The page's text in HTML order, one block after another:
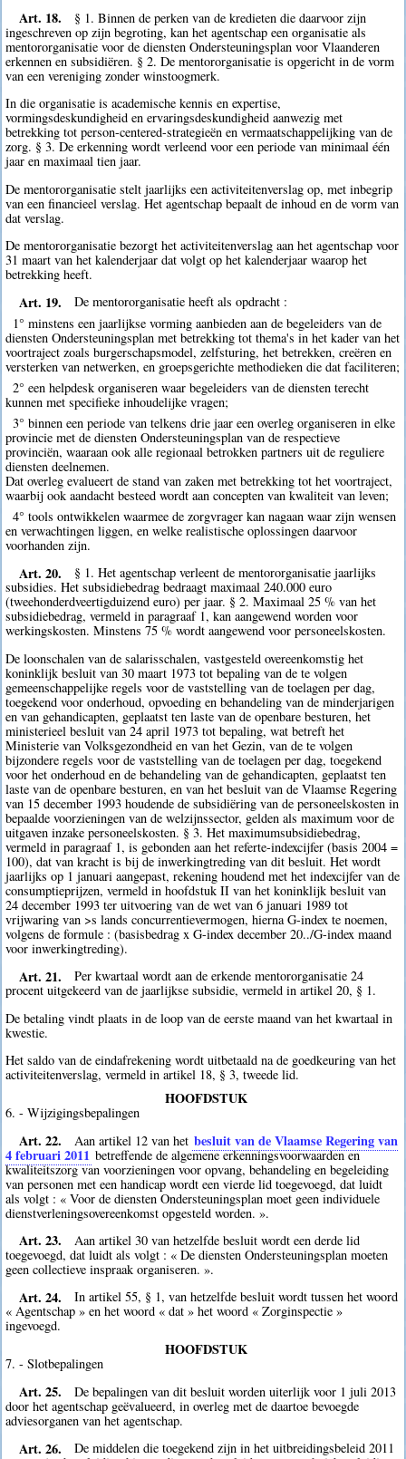
Art. 18.
§ 1. Binnen de perken van de kredieten die daarvoor zijn
ingeschreven op zijn begroting, kan het agentschap een organisatie als
mentororganisatie voor de diensten Ondersteuningsplan voor Vlaanderen
erkennen en subsidiëren. § 2. De mentororganisatie is opgericht in de vorm
van een vereniging zonder winstoogmerk.
In die organisatie is academische kennis en expertise,
vormingsdeskundigheid en ervaringsdeskundigheid aanwezig met
betrekking tot person-centered-strategieën en vermaatschappelijking van de
zorg. § 3. De erkenning wordt verleend voor een periode van minimaal één
jaar en maximaal tien jaar.
De mentororganisatie stelt jaarlijks een activiteitenverslag op, met inbegrip
van een financieel verslag. Het agentschap bepaalt de inhoud en de vorm van
dat verslag.
De mentororganisatie bezorgt het activiteitenverslag aan het agentschap voor
31 maart van het kalenderjaar dat volgt op het kalenderjaar waarop het
betrekking heeft.
Art. 19.
De mentororganisatie heeft als opdracht :
1° minstens een jaarlijkse vorming aanbieden aan de begeleiders van de
diensten Ondersteuningsplan met betrekking tot thema's in het kader van het
voortraject zoals burgerschapsmodel, zelfsturing, het betrekken, creëren en
versterken van netwerken, en groepsgerichte methodieken die dat faciliteren;
2° een helpdesk organiseren waar begeleiders van de diensten terecht
kunnen met specifieke inhoudelijke vragen;
3° binnen een periode van telkens drie jaar een overleg organiseren in elke
provincie met de diensten Ondersteuningsplan van de respectieve
provinciën, waaraan ook alle regionaal betrokken partners uit de reguliere
diensten deelnemen.
Dat overleg evalueert de stand van zaken met betrekking tot het voortraject,
waarbij ook aandacht besteed wordt aan concepten van kwaliteit van leven;
4° tools ontwikkelen waarmee de zorgvrager kan nagaan waar zijn wensen
en verwachtingen liggen, en welke realistische oplossingen daarvoor
voorhanden zijn.
Art. 20.
§ 1. Het agentschap verleent de mentororganisatie jaarlijks
subsidies. Het subsidiebedrag bedraagt maximaal 240.000 euro
(tweehonderdveertigduizend euro) per jaar. § 2. Maximaal 25 % van het
subsidiebedrag, vermeld in paragraaf 1, kan aangewend worden voor
werkingskosten. Minstens 75 % wordt aangewend voor personeelskosten.
De loonschalen van de salarisschalen, vastgesteld overeenkomstig het
koninklijk besluit van 30 maart 1973 tot bepaling van de te volgen
gemeenschappelijke regels voor de vaststelling van de toelagen per dag,
toegekend voor onderhoud, opvoeding en behandeling van de minderjarigen
en van gehandicapten, geplaatst ten laste van de openbare besturen, het
ministerieel besluit van 24 april 1973 tot bepaling, wat betreft het
Ministerie van Volksgezondheid en van het Gezin, van de te volgen
bijzondere regels voor de vaststelling van de toelagen per dag, toegekend
voor het onderhoud en de behandeling van de gehandicapten, geplaatst ten
laste van de openbare besturen, en van het besluit van de Vlaamse Regering
van 15 december 1993 houdende de subsidiëring van de personeelskosten in
bepaalde voorzieningen van de welzijnssector, gelden als maximum voor de
uitgaven inzake personeelskosten. § 3. Het maximumsubsidiebedrag,
vermeld in paragraaf 1, is gebonden aan het referte-indexcijfer (basis 2004 =
100), dat van kracht is bij de inwerkingtreding van dit besluit. Het wordt
jaarlijks op 1 januari aangepast, rekening houdend met het indexcijfer van de
consumptieprijzen, vermeld in hoofdstuk II van het koninklijk besluit van
24 december 1993 ter uitvoering van de wet van 6 januari 1989 tot
vrijwaring van >s lands concurrentievermogen, hierna G-index te noemen,
volgens de formule : (basisbedrag x G-index december 20../G-index maand
voor inwerkingtreding).
Art. 21.
Per kwartaal wordt aan de erkende mentororganisatie 24
procent uitgekeerd van de jaarlijkse subsidie, vermeld in artikel 20, § 1.
De betaling vindt plaats in de loop van de eerste maand van het kwartaal in
kwestie.
Het saldo van de eindafrekening wordt uitbetaald na de goedkeuring van het
activiteitenverslag, vermeld in artikel 18, § 3, tweede lid.
HOOFDSTUK
6. - Wijzigingsbepalingen
Art. 22. Aan artikel 12 van het besluit van de Vlaamse Regering van
4 februari 2011 betreffende de algemene erkenningsvoorwaarden en
kwaliteitszorg van voorzieningen voor opvang, behandeling en begeleiding
van personen met een handicap wordt een vierde lid toegevoegd, dat luidt
als volgt : « Voor de diensten Ondersteuningsplan moet geen individuele
dienstverleningsovereenkomst opgesteld worden. ».
Art. 23.
Aan artikel 30 van hetzelfde besluit wordt een derde lid
toegevoegd, dat luidt als volgt : « De diensten Ondersteuningsplan moeten
geen collectieve inspraak organiseren. ».
Art. 24.
In artikel 55, § 1, van hetzelfde besluit wordt tussen het woord
« Agentschap » en het woord « dat » het woord « Zorginspectie »
ingevoegd.
HOOFDSTUK
7. - Slotbepalingen
Art. 25.
De bepalingen van dit besluit worden uiterlijk voor 1 juli 2013
door het agentschap geëvalueerd, in overleg met de daartoe bevoegde
adviesorganen van het agentschap.
Art. 26.
De middelen die toegekend zijn in het uitbreidingsbeleid 2011